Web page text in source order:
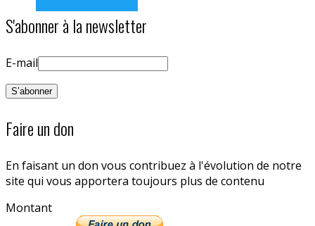
S'abonner à la newsletter
E-mail
Faire un don
En faisant un don vous contribuez à l'évolution de notre
site qui vous apportera toujours plus de contenu
Montant